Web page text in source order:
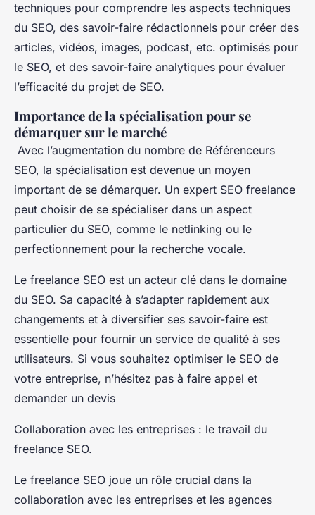
techniques pour comprendre les aspects techniques
du SEO, des savoir-faire rédactionnels pour créer des
articles, vidéos, images, podcast, etc. optimisés pour
le SEO, et des savoir-faire analytiques pour évaluer
l’efficacité du projet de SEO.
Importance de la spécialisation pour se
démarquer sur le marché
Avec l’augmentation du nombre de Référenceurs
SEO, la spécialisation est devenue un moyen
important de se démarquer. Un expert SEO freelance
peut choisir de se spécialiser dans un aspect
particulier du SEO, comme le netlinking ou le
perfectionnement pour la recherche vocale.
Le freelance SEO est un acteur clé dans le domaine
du SEO. Sa capacité à s’adapter rapidement aux
changements et à diversifier ses savoir-faire est
essentielle pour fournir un service de qualité à ses
utilisateurs. Si vous souhaitez optimiser le SEO de
votre entreprise, n’hésitez pas à faire appel et
demander un devis
Collaboration avec les entreprises : le travail du
freelance SEO.
Le freelance SEO joue un rôle crucial dans la
collaboration avec les entreprises et les agences